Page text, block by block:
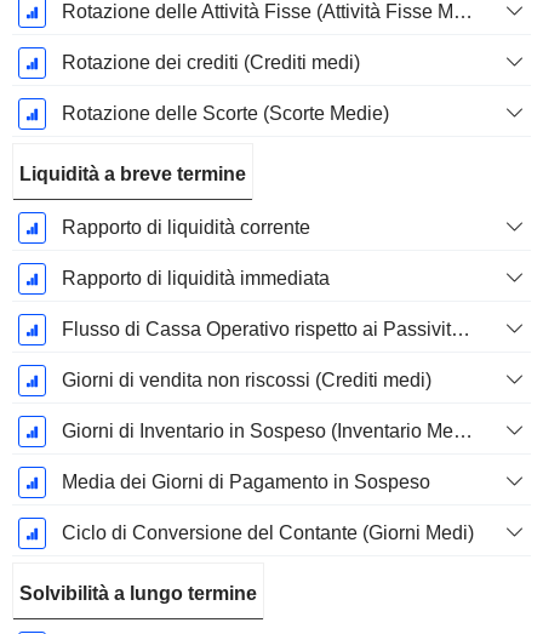
Rotazione delle Attività Fisse (Attività Fisse Medie)
Rotazione dei crediti (Crediti medi)
Rotazione delle Scorte (Scorte Medie)
Liquidità a breve termine
Rapporto di liquidità corrente
Rapporto di liquidità immediata
Flusso di Cassa Operativo rispetto ai Passività Correnti
Giorni di vendita non riscossi (Crediti medi)
Giorni di Inventario in Sospeso (Inventario Medio)
Media dei Giorni di Pagamento in Sospeso
Ciclo di Conversione del Contante (Giorni Medi)
Solvibilità a lungo termine